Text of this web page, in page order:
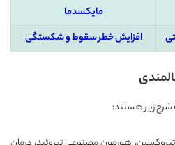
مایکسدما
افزایش خطر سقوط و شکستگی
شرح زیر هستند: